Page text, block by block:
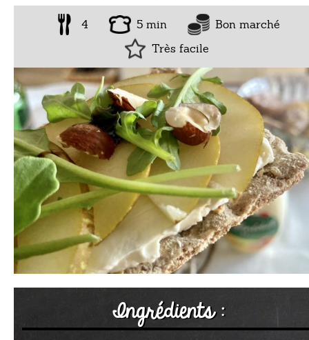
4 5 min
Bon marché
Très facile
Ingrédients :